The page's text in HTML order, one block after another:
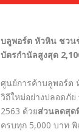
บลูพอร์ต หัวหิน ชวน
บัตรกำนัลสูงสุด
ศูนย์การค้าบลูพอร์ต
วิถีใหม่อย่างปลอดภัย
2563 ด้วยส่วนลดสุด
ครบทุก 5,000 บาท